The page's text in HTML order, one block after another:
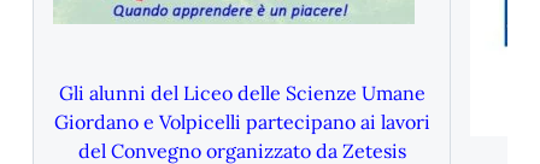
Gli alunni del Liceo delle Scienze Umane
Giordano e Volpicelli partecipano ai lavori
del Convegno organizzato da Zetesis